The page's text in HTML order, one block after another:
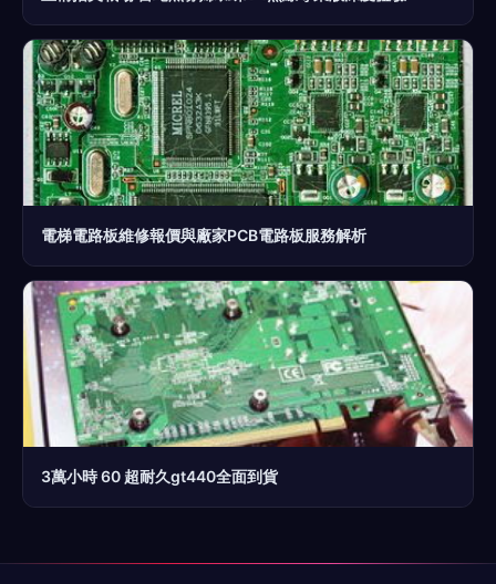
電梯電路板維修報價與廠家PCB電路板服務解析
3萬小時 60 超耐久gt440全面到貨